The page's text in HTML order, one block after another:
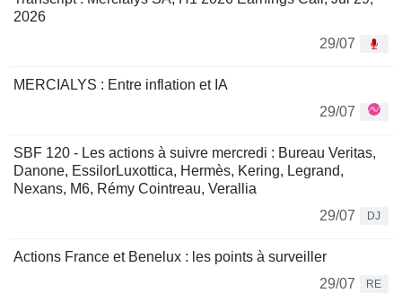
2026
29/07
MERCIALYS : Entre inflation et IA
29/07
SBF 120 - Les actions à suivre mercredi : Bureau Veritas,
Danone, EssilorLuxottica, Hermès, Kering, Legrand,
Nexans, M6, Rémy Cointreau, Verallia
29/07
DJ
Actions France et Benelux : les points à surveiller
29/07
RE